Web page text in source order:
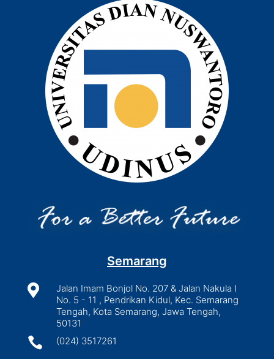
Semarang

Jalan Imam Bonjol No. 207 & Jalan Nakula I
No. 5 - 11 , Pendrikan Kidul, Kec. Semarang
Tengah, Kota Semarang, Jawa Tengah,
50131
 (024) 3517261